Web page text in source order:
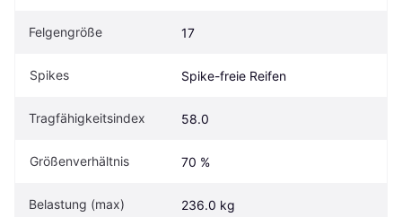
Felgengröße 17
Spikes Spike-freie Reifen
Tragfähigkeitsindex 58.0
Größenverhältnis 70 %
Belastung (max) 236.0 kg